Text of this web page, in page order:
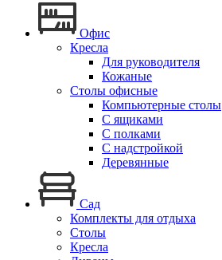
Офис
Кресла
Для руководителя
Кожаные
Столы офисные
Компьютерные столы
С ящиками
С полками
С надстройкой
Деревянные
Сад
Комплекты для отдыха
Столы
Кресла